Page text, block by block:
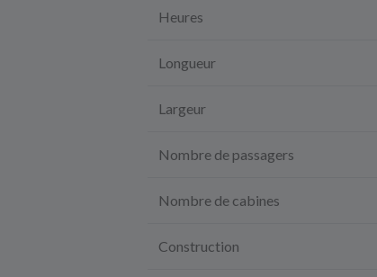
Heures
Longueur
Largeur
Nombre de passagers
Nombre de cabines
Construction